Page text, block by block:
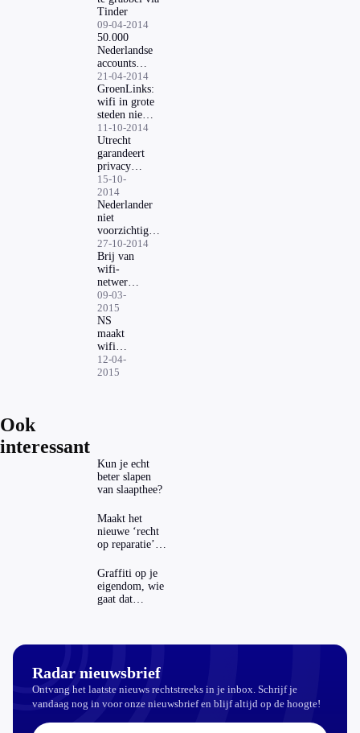
Tinder
09-04-2014
50.000
Nederlandse
accounts
gekraakt
21-04-2014
GroenLinks:
wifi in grote
steden niet
gratis
11-10-2014
Utrecht
garandeert
privacy
wifi-
netwerk
15-10-
2014
Nederlander
niet
voorzichtig
met
werkcomputer
27-10-2014
Brij van
wifi-
netwerken
maakt
internet
traag
09-03-
2015
NS
maakt
wifi
in
trein
12-04-
2015
Ook
interessant
Kun je echt
beter slapen
van slaapthee?
Maakt het
nieuwe ‘recht
op reparatie’
echt
aantrekkelijker?
Graffiti op je
eigendom, wie
gaat dat
Radar nieuwsbrief
Ontvang het laatste nieuws rechtstreeks in je inbox. Schrijf je
vandaag nog in voor onze nieuwsbrief en blijf altijd op de hoogte!
E-mailadres: